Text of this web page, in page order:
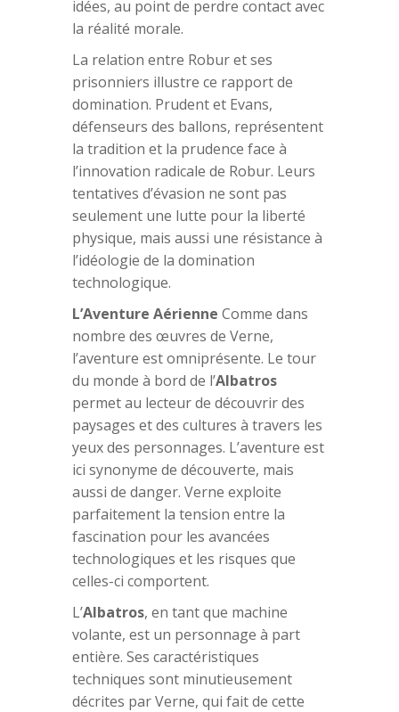
idées, au point de perdre contact avec
la réalité morale.
La relation entre Robur et ses
prisonniers illustre ce rapport de
domination. Prudent et Evans,
défenseurs des ballons, représentent
la tradition et la prudence face à
l’innovation radicale de Robur. Leurs
tentatives d’évasion ne sont pas
seulement une lutte pour la liberté
physique, mais aussi une résistance à
l’idéologie de la domination
technologique.
L’Aventure Aérienne Comme dans
nombre des œuvres de Verne,
l’aventure est omniprésente. Le tour
du monde à bord de l’Albatros
permet au lecteur de découvrir des
paysages et des cultures à travers les
yeux des personnages. L’aventure est
ici synonyme de découverte, mais
aussi de danger. Verne exploite
parfaitement la tension entre la
fascination pour les avancées
technologiques et les risques que
celles-ci comportent.
L’Albatros, en tant que machine
volante, est un personnage à part
entière. Ses caractéristiques
techniques sont minutieusement
décrites par Verne, qui fait de cette